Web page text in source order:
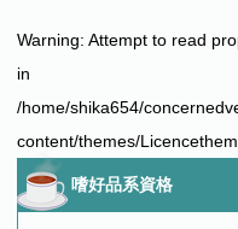
Warning: Attempt to read
in
/home/shika654/
content/themes/
嗜好品系資格